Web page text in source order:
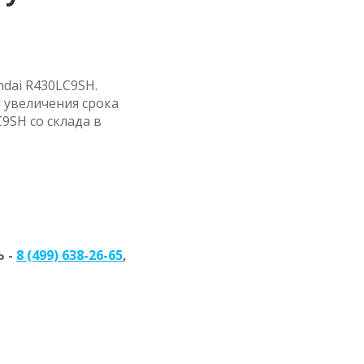
R430LC9SH.
срока
со склада в
- 8 (499) 638-26-65,